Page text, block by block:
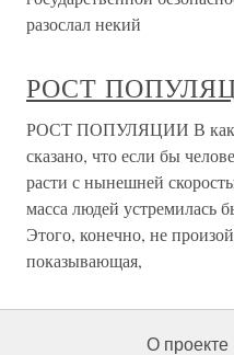
разослал некий
РОСТ
РОСТ ПОПУЛЯЦИИ В
сказано, что если бы
расти с нынешней
масса людей устремилась
Этого, конечно, не
показывающая,
О проекте